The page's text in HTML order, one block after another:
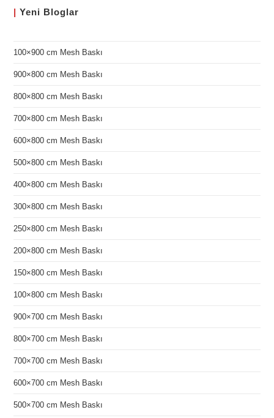
| Yeni Bloglar
100×900 cm Mesh Baskı
900×800 cm Mesh Baskı
800×800 cm Mesh Baskı
700×800 cm Mesh Baskı
600×800 cm Mesh Baskı
500×800 cm Mesh Baskı
400×800 cm Mesh Baskı
300×800 cm Mesh Baskı
250×800 cm Mesh Baskı
200×800 cm Mesh Baskı
150×800 cm Mesh Baskı
100×800 cm Mesh Baskı
900×700 cm Mesh Baskı
800×700 cm Mesh Baskı
700×700 cm Mesh Baskı
600×700 cm Mesh Baskı
500×700 cm Mesh Baskı